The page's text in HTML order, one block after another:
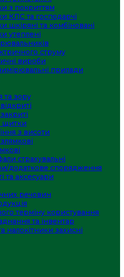
з покриттям
КЛС та господарчі
шкіряні та комбіновані
утеплені
струму
вироби
прилади
та зору
щитки
з висоти
страхувальні
додаткове спорядження
та аксесуари
речовин
терміну користування
та інвентар
налокітники захисні